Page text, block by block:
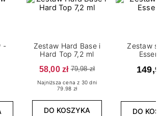
-
Zestaw Hard Base i
Hard Top 7,2 ml
58,00 zł 79,98 zł
Najniższa cena z 30 dni
79.98 zł
DO KOSZYKA
Zestaw
DO